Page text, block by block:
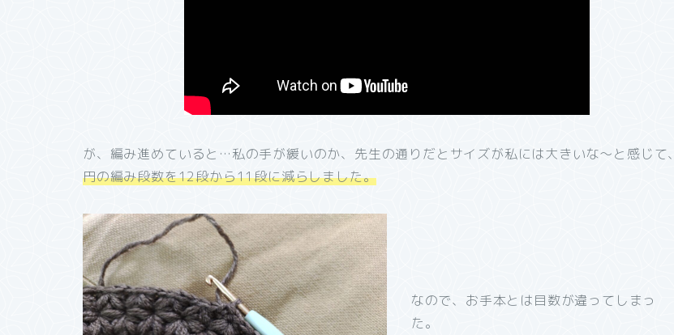
が、編み進めていると…私の手が緩いのか、先生の通りだとサイズが私には大きいな～と感じて、
円の編み段数を12段から11段に減らしました。
なので、お手本とは目数が違ってしまっ
た。